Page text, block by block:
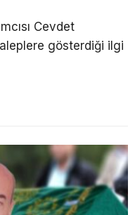
Cevdet
gösterdiği ilgi